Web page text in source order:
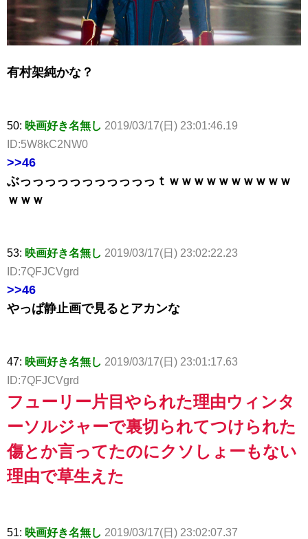
有村架純かな？
50: 映画好き名無し 2019/03/17(日) 23:01:46.19
ID:5W8kC2NW0
>>46
ぶっっっっっっっっっっっｔｗｗｗｗｗｗｗｗｗｗ
ｗｗｗ
53: 映画好き名無し 2019/03/17(日) 23:02:22.23
ID:7QFJCVgrd
>>46
やっぱ静止画で見るとアカンな
47: 映画好き名無し 2019/03/17(日) 23:01:17.63
ID:7QFJCVgrd
フューリー片目やられた理由ウィンタ
ーソルジャーで裏切られてつけられた
傷とか言ってたのにクソしょーもない
理由で草生えた
51: 映画好き名無し 2019/03/17(日) 23:02:07.37